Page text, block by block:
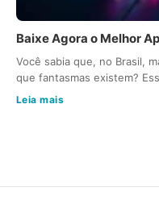
Baixe Agora o Melhor
Você sabia que, no Brasil,
que fantasmas existem?
Leia mais